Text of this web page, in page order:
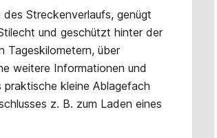
Streckenverlaufs, genügt
und geschützt hinter der
Tageskilometern, über
weitere Informationen und
kleine Ablagefach
z. B. zum Laden eines